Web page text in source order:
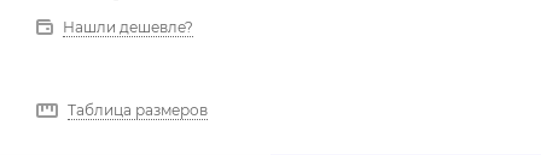
Нашли дешевле?
Таблица размеров